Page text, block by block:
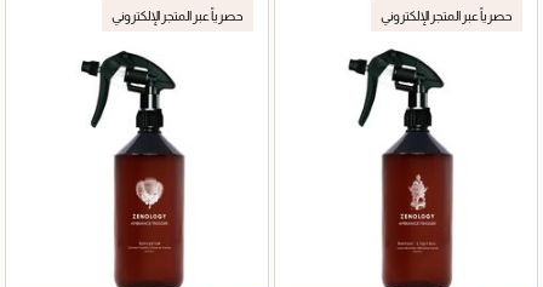
حصرياً عبر المتجر الإلكتروني حصرياً عبر المتجر الإلكتروني